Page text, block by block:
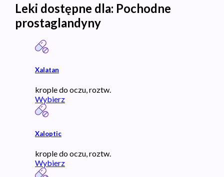
Leki dostępne dla: Pochodne
prostaglandyny
Xalatan
krople do oczu, roztw.
Wybierz
Xaloptic
krople do oczu, roztw.
Wybierz